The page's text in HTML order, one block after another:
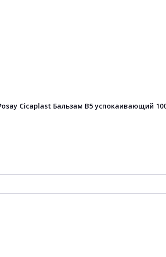
Cicaplast Бальзам B5 успокаивающий